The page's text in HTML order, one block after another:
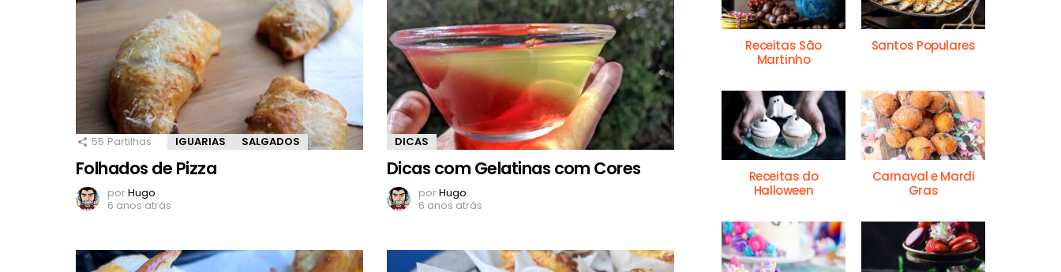
55 Partilhas IGUARIAS SALGADOS
Folhados de Pizza
porHugo
6 anos atrás
DICAS
Dicas com Gelatinas com Cores
porHugo
6 anos atrás
Receitas São
Martinho
Santos Populares
Receitas do
Halloween
Carnaval e Mardi
Gras